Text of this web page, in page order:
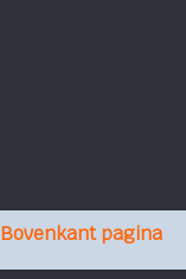
Bovenkant pagina